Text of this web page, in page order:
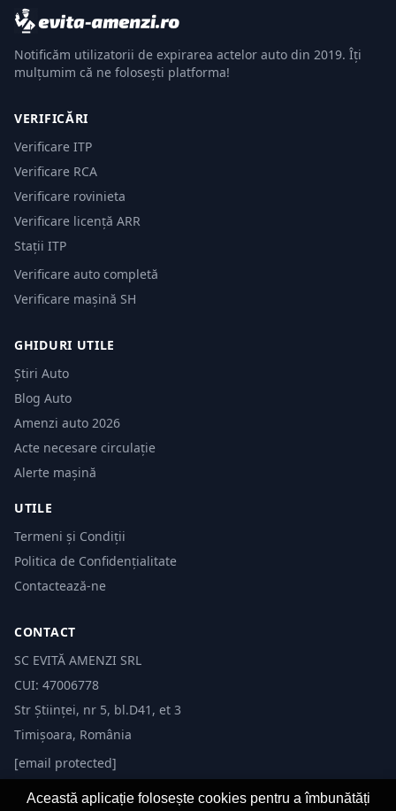
Notificăm utilizatorii de expirarea actelor auto din 2019. Îți
mulțumim că ne folosești platforma!
VERIFICĂRI
Verificare ITP
Verificare RCA
Verificare rovinieta
Verificare licență ARR
Stații ITP
Verificare auto completă
Verificare mașină SH
GHIDURI UTILE
Știri Auto
Blog Auto
Amenzi auto 2026
Acte necesare circulație
Alerte mașină
UTILE
Termeni și Condiții
Politica de Confidențialitate
Contactează-ne
CONTACT
SC EVITĂ AMENZI SRL
CUI: 47006778
Str Științei, nr 5, bl.D41, et 3
Timișoara, România
[email protected]
Această aplicație folosește cookies pentru a îmbunătăți